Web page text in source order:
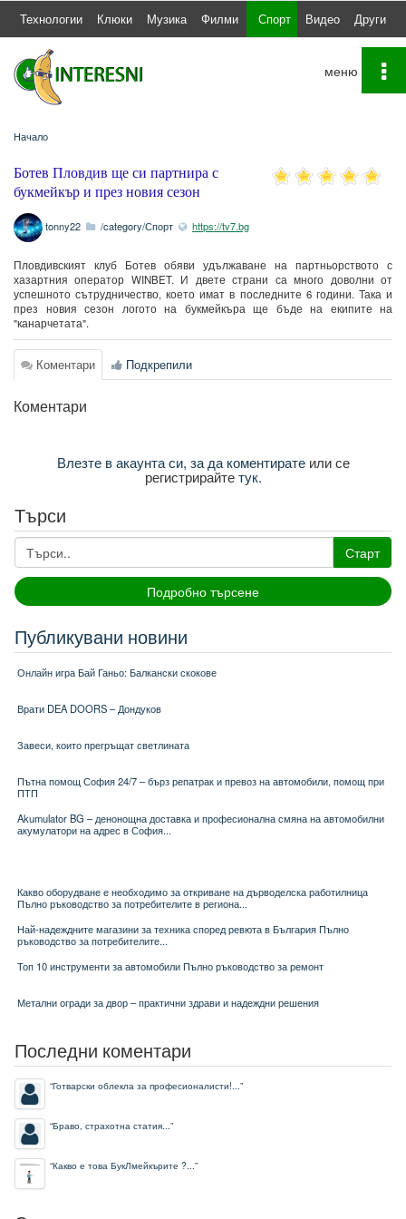
Технологии Клюки Музика Филми Спорт Видео Други
Начало
Ботев Пловдив ще си партнира с
букмейкър и през новия сезон
tonny22 /category/Спорт https://tv7.bg
Пловдивският клуб Ботев обяви удължаване на партньорството с
хазартния оператор WINBET. И двете страни са много доволни от
успешното сътрудничество, което имат в последните 6 години. Така и
през новия сезон логото на букмейкъра ще бъде на екипите на
"канарчетата".
Коментари Подкрепили
Коментари
Влезте в акаунта си, за да коментиратеили се
регистрирайтетук.
Търси
Старт
Подробно търсене
Публикувани новини
Онлайн игра Бай Ганьо: Балкански скокове
Врати DEA DOORS – Дондуков
Завеси, които прегръщат светлината
Пътна помощ София 24/7 – бърз репатрак и превоз на автомобили, помощ при
ПТП
Akumulator BG – денонощна доставка и професионална смяна на автомобилни
акумулатори на адрес в София...
Какво оборудване е необходимо за откриване на дърводелска работилница
Пълно ръководство за потребителите в региона...
Най-надеждните магазини за техника според ревюта в България Пълно
ръководство за потребителите...
Топ 10 инструменти за автомобили Пълно ръководство за ремонт
Метални огради за двор – практични здрави и надеждни решения
Последни коментари
“Готварски облекла за професионалисти!...”
“Браво, страхотна статия...”
“Какво е това БукЛмейкърите ?...”